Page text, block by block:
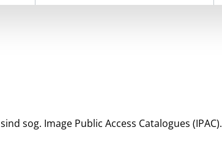
sind sog. Image Public Access Catalogues (IPAC).